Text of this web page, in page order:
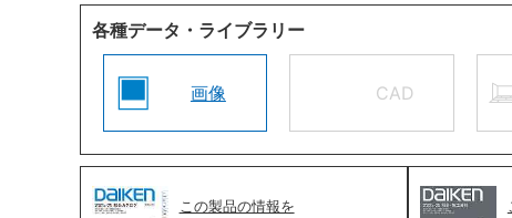
各種データ・ライブラリー
画像 CAD
この製品の情報を